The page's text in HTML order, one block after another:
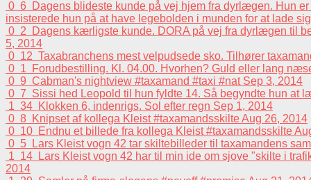
0 6 Dagens blideste kunde på vej hjem fra dyrlægen. Hun
insisterede hun på at have legebolden i munden for at lade
0 2
Dagens kærligste kunde. DORA på vej fra dyrlægen til
5, 2014
0 12 Taxabranchens mest velpudsede sko. Tilhører
0 1
Forudbestilling. Kl. 04.00. Hvorhen? Guld eller lang
0 9 Cabman's nightview #taxamand #taxi #nat Sep 3, 2014
0 7 Sissi hed Leopold til hun fyldte 14. Så begyndte hun at
1 34 Klokken 6, indenrigs. Sol efter regn Sep 1, 2014
0 8 Knipset af kollega Kleist #taxamandsskilteAug 26, 2014
0 10 Endnu et billede fra kollega Kleist #taxamandsskilte
0 5
Lars Kleist vogn 42 tar skiltebilleder til taxamandens
1 14
Lars Kleist vogn 42 har til min ide om sjove "skilte i
2014